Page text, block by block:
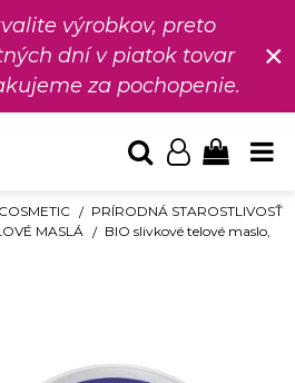
výrobkov, preto
dní v piatok tovar
za pochopenie.
×
PRÍRODNÁ STAROSTLIVOSŤ
MASLÁ
BIO slivkové telové maslo,